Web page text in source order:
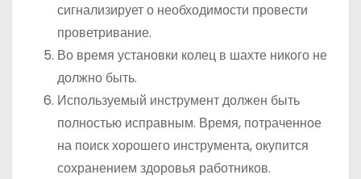
сигнализирует о необходимости провести
проветривание.
Во время установки колец в шахте никого не
должно быть.
Используемый инструмент должен быть
полностью исправным. Время, потраченное
на поиск хорошего инструмента, окупится
сохранением здоровья работников.